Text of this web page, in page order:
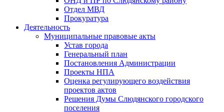
Отдел МВД
Прокуратура
Деятельность
Муниципальные правовые акты
Устав города
Генеральный план
Постановления Администрации
Проекты НПА
Оценка регулирующего воздействия
проектов актов
Решения Думы Слюдянского городского
поселения